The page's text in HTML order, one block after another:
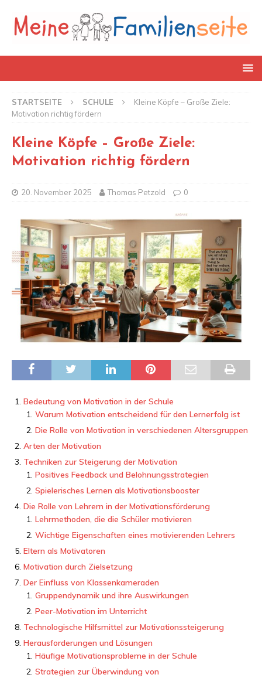
STARTSEITE SCHULE
Kleine Köpfe – Große Ziele:
Motivation richtig fördern
Kleine Köpfe – Große Ziele:
Motivation richtig fördern
20. November 2025 Thomas Petzold 0
Bedeutung von Motivation in der Schule
Warum Motivation entscheidend für den Lernerfolg ist
Die Rolle von Motivation in verschiedenen Altersgruppen
Arten der Motivation
Techniken zur Steigerung der Motivation
Positives Feedback und Belohnungsstrategien
Spielerisches Lernen als Motivationsbooster
Die Rolle von Lehrern in der Motivationsförderung
Lehrmethoden, die die Schüler motivieren
Wichtige Eigenschaften eines motivierenden Lehrers
Eltern als Motivatoren
Motivation durch Zielsetzung
Der Einfluss von Klassenkameraden
Gruppendynamik und ihre Auswirkungen
Peer-Motivation im Unterricht
Technologische Hilfsmittel zur Motivationssteigerung
Herausforderungen und Lösungen
Häufige Motivationsprobleme in der Schule
Strategien zur Überwindung von